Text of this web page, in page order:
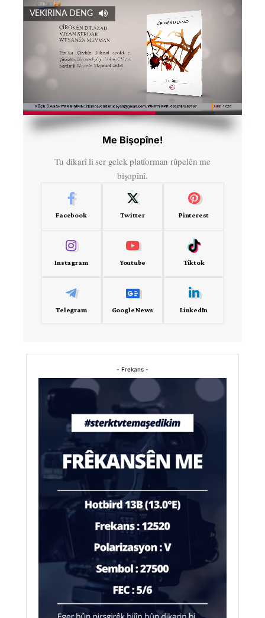
VEKIRINA DENG
Me Bişopîne!
Tu dikarî li ser gelek platforman rûpelên me
bişopînî.
Facebook Twitter Pinterest
Instagram Youtube Tiktok
Telegram Google News LinkedIn
- Frekans -